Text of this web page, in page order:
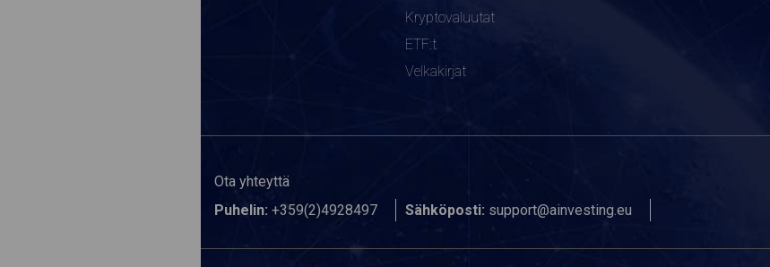
Kryptovaluutat
ETF:t
Velkakirjat
Ota yhteyttä
Puhelin: +359(2)4928497 Sähköposti: support@ainvesting.eu